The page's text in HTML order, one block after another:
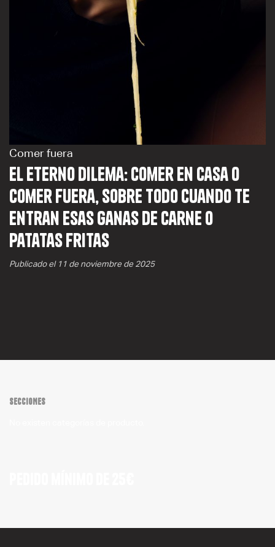
Comer fuera
El eterno dilema: comer en casa o
comer fuera, sobre todo cuando te
entran esas ganas de carne o
patatas fritas
Publicado el 11 de noviembre de 2025
SECCIONES